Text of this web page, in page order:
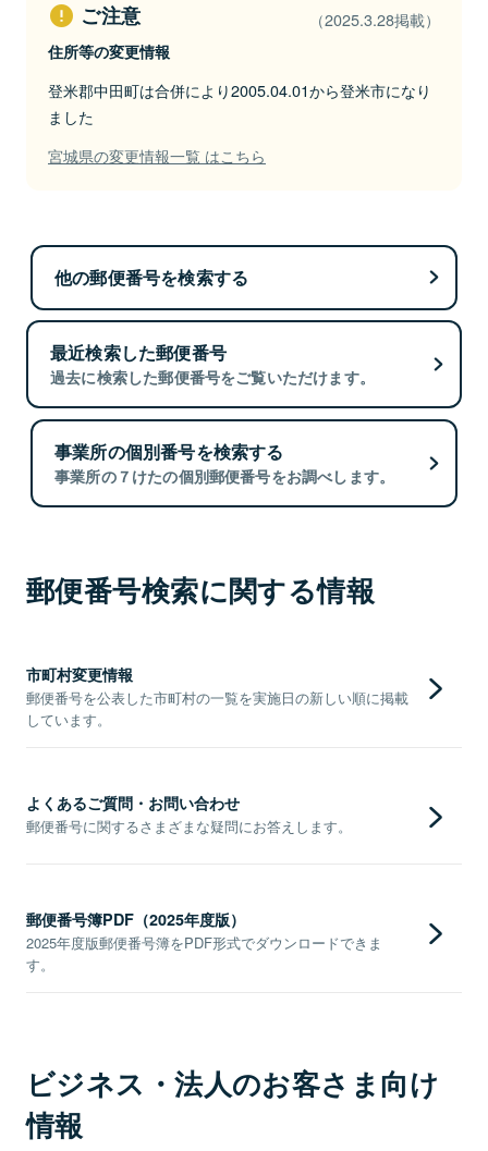
ご注意 （2025.3.28掲載）
住所等の変更情報
登米郡中田町は合併により2005.04.01から登米市になり
ました
宮城県の変更情報一覧 はこちら
他の郵便番号を検索する
最近検索した郵便番号
過去に検索した郵便番号をご覧いただけます。
事業所の個別番号を検索する
事業所の７けたの個別郵便番号をお調べします。
郵便番号検索に関する情報
市町村変更情報
郵便番号を公表した市町村の一覧を実施日の新しい順に掲載
しています。
よくあるご質問・お問い合わせ
郵便番号に関するさまざまな疑問にお答えします。
郵便番号簿PDF（2025年度版）
2025年度版郵便番号簿をPDF形式でダウンロードできま
す。
ビジネス・法人のお客さま向け
情報